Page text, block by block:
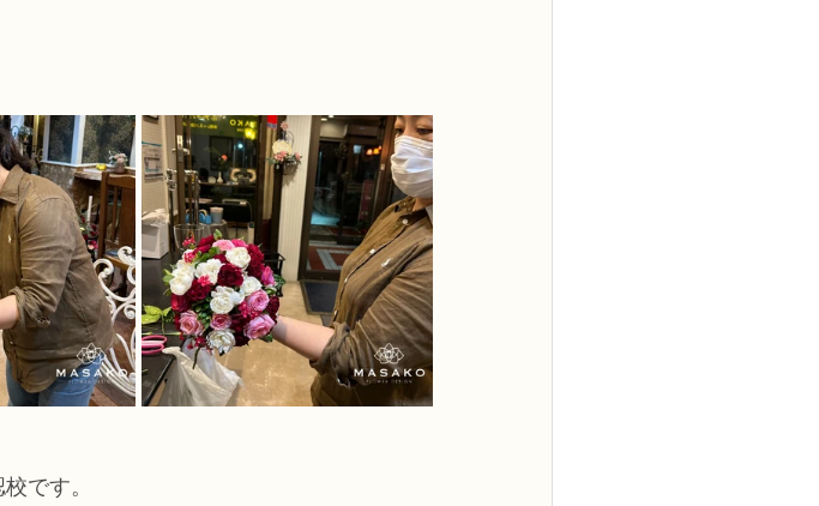
ッスン
ィフィシャルフラワーコース 生花コース
コース NFDディプロマプリザーブドフラワーコース
コース キッズフラワーレッス トピックス
です。